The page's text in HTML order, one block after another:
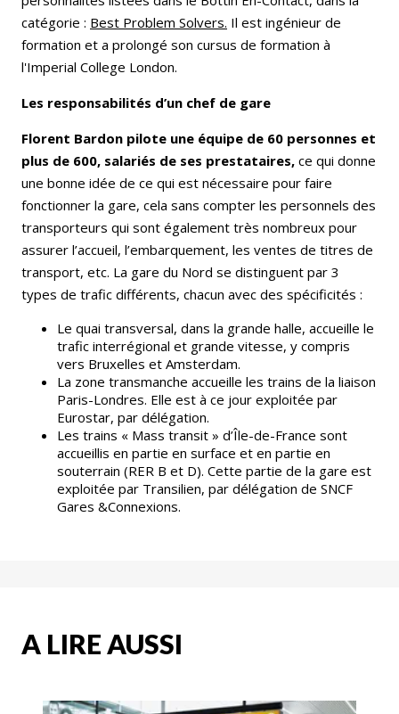
catégorie : Best Problem Solvers. Il est ingénieur de
formation et a prolongé son cursus de formation à
l'Imperial College London.
Les responsabilités d’un chef de gare
Florent Bardon pilote une équipe de 60 personnes et
plus de 600, salariés de ses prestataires, ce qui donne
une bonne idée de ce qui est nécessaire pour faire
fonctionner la gare, cela sans compter les personnels des
transporteurs qui sont également très nombreux pour
assurer l’accueil, l’embarquement, les ventes de titres de
transport, etc. La gare du Nord se distinguent par 3
types de trafic différents, chacun avec des spécificités :
Le quai transversal, dans la grande halle, accueille le
trafic interrégional et grande vitesse, y compris
vers Bruxelles et Amsterdam.
La zone transmanche accueille les trains de la liaison
Paris-Londres. Elle est à ce jour exploitée par
Eurostar, par délégation.
Les trains « Mass transit » d’Île-de-France sont
accueillis en partie en surface et en partie en
souterrain (RER B et D). Cette partie de la gare est
exploitée par Transilien, par délégation de SNCF
Gares &Connexions.
A LIRE AUSSI